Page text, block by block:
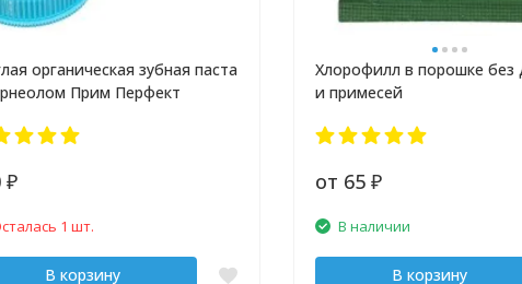
органическая зубная паста
Прим Перфект
₽
1 шт.
В корзину
Хлорофилл в порошке без
и примесей
от 65 ₽
В наличии
В корзину